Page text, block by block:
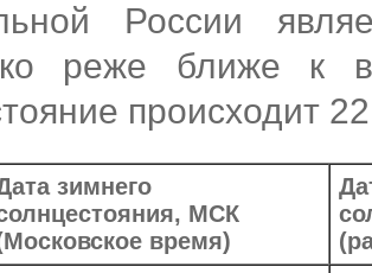
России
реже ближе к
происходит
зимнего
МСК
время)